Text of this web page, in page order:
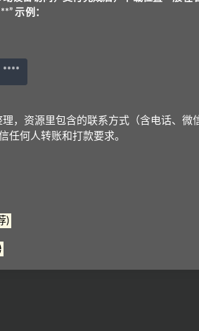
示例：
****
，资源里包含的联系方式（含电话、微
任何人转账和打款要求。
)